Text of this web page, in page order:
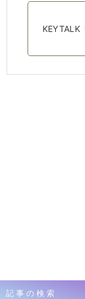
KEYTALK
記事の検索